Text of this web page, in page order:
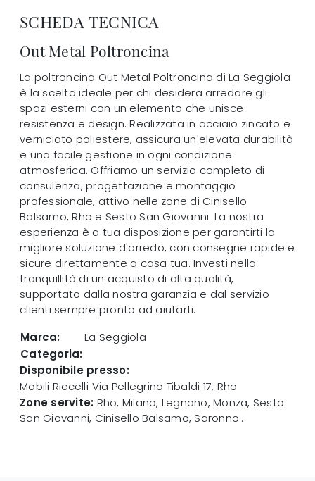
SCHEDA TECNICA
Out Metal Poltroncina
La poltroncina Out Metal Poltroncina di La Seggiola
è la scelta ideale per chi desidera arredare gli
spazi esterni con un elemento che unisce
resistenza e design. Realizzata in acciaio zincato e
verniciato poliestere, assicura un'elevata durabilità
e una facile gestione in ogni condizione
atmosferica. Offriamo un servizio completo di
consulenza, progettazione e montaggio
professionale, attivo nelle zone di Cinisello
Balsamo, Rho e Sesto San Giovanni. La nostra
esperienza è a tua disposizione per garantirti la
migliore soluzione d'arredo, con consegne rapide e
sicure direttamente a casa tua. Investi nella
tranquillità di un acquisto di alta qualità,
supportato dalla nostra garanzia e dal servizio
clienti sempre pronto ad aiutarti.
Marca:
La Seggiola
Categoria:
Disponibile presso:
Mobili Riccelli Via Pellegrino Tibaldi 17, Rho
Zone servite: Rho, Milano, Legnano, Monza, Sesto
San Giovanni, Cinisello Balsamo, Saronno...